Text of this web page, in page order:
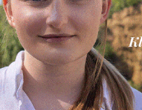
Punto Nascita, no alla
deroga ma il Ministero
apre al monitoraggio di
sei mesi. Vadi: “Una
risposta che valutiamo